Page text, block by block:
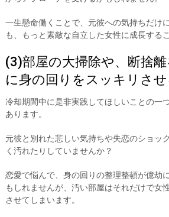
一生懸命働くことで、元彼への気持ちだけ
も、もっと素敵な自立した女性に成長する
(3)部屋の大掃除や、断捨
に身の回りをスッキリさせ
冷却期間中に是非実践してほしいことの一
あります。
元彼と別れた悲しい気持ちや失恋のショッ
く汚れたりしていませんか？
恋愛で悩んで、身の回りの整理整頓が億劫
もしれませんが、汚い部屋はそれだけで女
させてしまいます。